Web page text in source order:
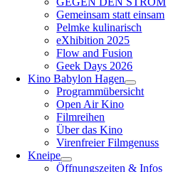
Gemeinsam statt einsam
Pelmke kulinarisch
eXhibition 2025
Flow and Fusion
Geek Days 2026
Kino Babylon Hagen
Programmübersicht
Open Air Kino
Filmreihen
Über das Kino
Virenfreier Filmgenuss
Kneipe
Öffnungszeiten & Infos